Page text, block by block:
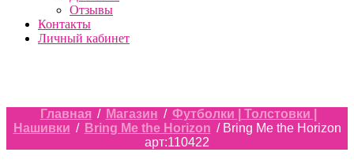
Отзывы
Контакты
Личный кабинет
Главная / Магазин / Футболки | Толстовки |
Нашивки / Bring Me the Horizon / Bring Me the Horizon
арт:110422